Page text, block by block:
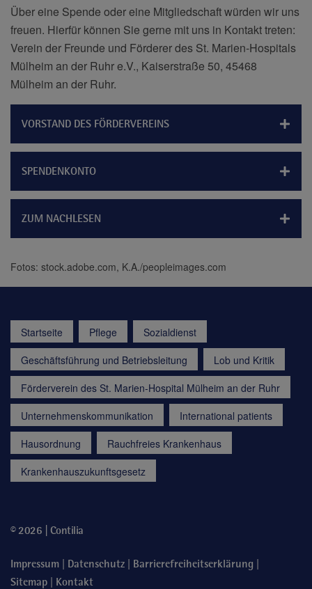
Über eine Spende oder eine Mitgliedschaft würden wir uns
freuen. Hierfür können Sie gerne mit uns in Kontakt treten:
Verein der Freunde und Förderer des St. Marien-Hospitals
Mülheim an der Ruhr e.V., Kaiserstraße 50, 45468
Mülheim an der Ruhr.
VORSTAND DES FÖRDERVEREINS
SPENDENKONTO
ZUM NACHLESEN
Fotos: stock.adobe.com, K.A./peopleimages.com
Startseite Pflege
Sozialdienst
Geschäftsführung und Betriebsleitung
Lob und Kritik
Förderverein des St. Marien-Hospital Mülheim an der Ruhr
Unternehmenskommunikation
International patients
Hausordnung
Rauchfreies Krankenhaus
Krankenhauszukunftsgesetz
© 2026 | Contilia
Impressum | Datenschutz | Barrierefreiheitserklärung |
Sitemap | Kontakt